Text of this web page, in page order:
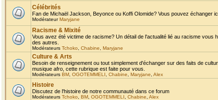
Célébrités
Fan de Michaël Jackson, Beyonce ou Koffi Olomide? Vous pouvez échanger
ModérateurMaryjane
Racisme & Mixité
Vous avez été victime de racisme? Un détail de l'actualité lié au racisme
des autres.
Modérateurs Tchoko Chabine Maryjane
Culture & Arts
Besoin de renseignement ou tout simplement d'échanger sur des faits de
musique afro, cette rubrique est faite pour vous.
Modérateurs BM OGOTEMMELI Chabine Maryjane Alex
Histoire
Discutez de l'histoire de notre communauté dans ce forum
Modérateurs Tchoko BM OGOTEMMELI Chabine Alex